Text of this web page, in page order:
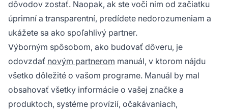
dôvodov zostať. Naopak, ak ste voči nim od začiatku
úprimní a transparentní, predídete nedorozumeniam a
ukážete sa ako spoľahlivý partner.
Výborným spôsobom, ako budovať dôveru, je
odovzdať novým partnerom manuál, v ktorom nájdu
všetko dôležité o vašom programe. Manuál by mal
obsahovať všetky informácie o vašej značke a
produktoch, systéme provízií, očakávaniach,